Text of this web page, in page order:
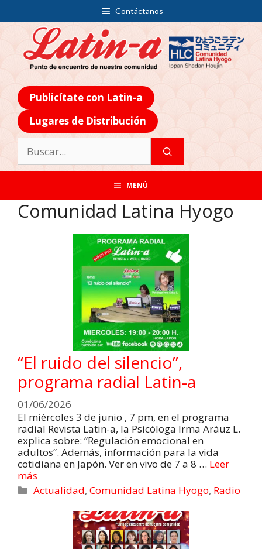
Contáctanos
Publicítate con Latin-a
Lugares de Distribución
MENÚ
Comunidad Latina Hyogo
“El ruido del silencio”,
programa radial Latin-a
01/06/2026
El miércoles 3 de junio , 7 pm, en el programa
radial Revista Latin-a, la Psicóloga Irma Aráuz L.
explica sobre: “Regulación emocional en
adultos”. Además, información para la vida
cotidiana en Japón. Ver en vivo de 7 a 8 … Leer
más
Actualidad,Comunidad Latina Hyogo, Radio